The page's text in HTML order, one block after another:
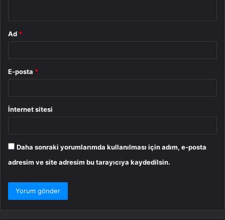
Ad *
E-posta *
İnternet sitesi
Daha sonraki yorumlarımda kullanılması için adım, e-posta
adresim ve site adresim bu tarayıcıya kaydedilsin.